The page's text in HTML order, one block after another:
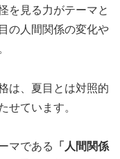
を見る力がテーマと
の人間関係の変化や
は、夏目とは対照的
せています。
マである
「人間関係